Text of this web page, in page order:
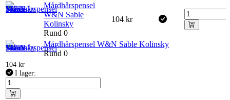
Mårdhårspensel
W&N Sable
Kolinsky
Rund 0
104 kr
Mårdhårspensel W&N Sable Kolinsky
Rund 0
104 kr
I lager: